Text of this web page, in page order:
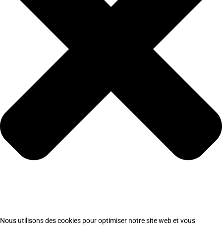
Nous utilisons des cookies pour optimiser notre site web et vous